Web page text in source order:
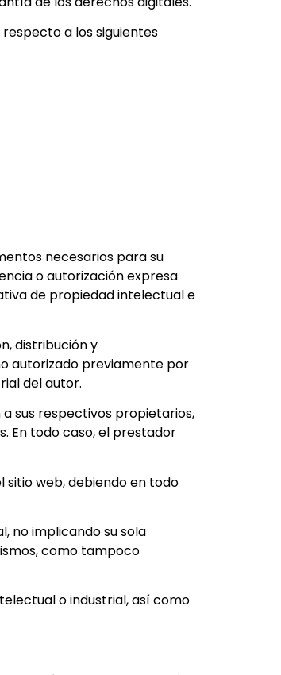
a los siguientes
necesarios para su
o autorización expresa
de propiedad intelectual e
distribución y
autorizado previamente por
del autor.
sus respectivos propietarios,
En todo caso, el prestador
web, debiendo en todo
no implicando su sola
como tampoco
o industrial, así como